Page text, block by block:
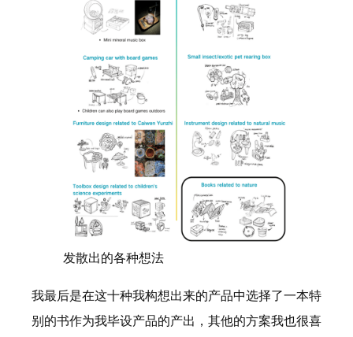
发散出的各种想法
我最后是在这十种我构想出来的产品中选择了一本特
别的书作为我毕设产品的产出，其他的方案我也很喜